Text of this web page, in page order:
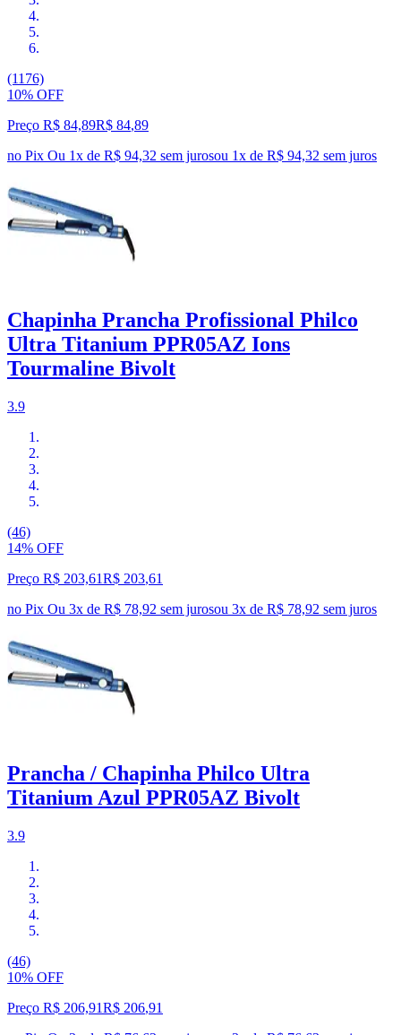
(1176)
10% OFF
Preço R$ 84,89R$ 84,89
no Pix Ou 1x de R$ 94,32 sem jurosou 1x de R$ 94,32 sem juros
Chapinha Prancha Profissional Philco
Ultra Titanium PPR05AZ Ions
Tourmaline Bivolt
3.9
(46)
14% OFF
Preço R$ 203,61R$ 203,61
no Pix Ou 3x de R$ 78,92 sem jurosou 3x de R$ 78,92 sem juros
Prancha / Chapinha Philco Ultra
Titanium Azul PPR05AZ Bivolt
3.9
(46)
10% OFF
Preço R$ 206,91R$ 206,91